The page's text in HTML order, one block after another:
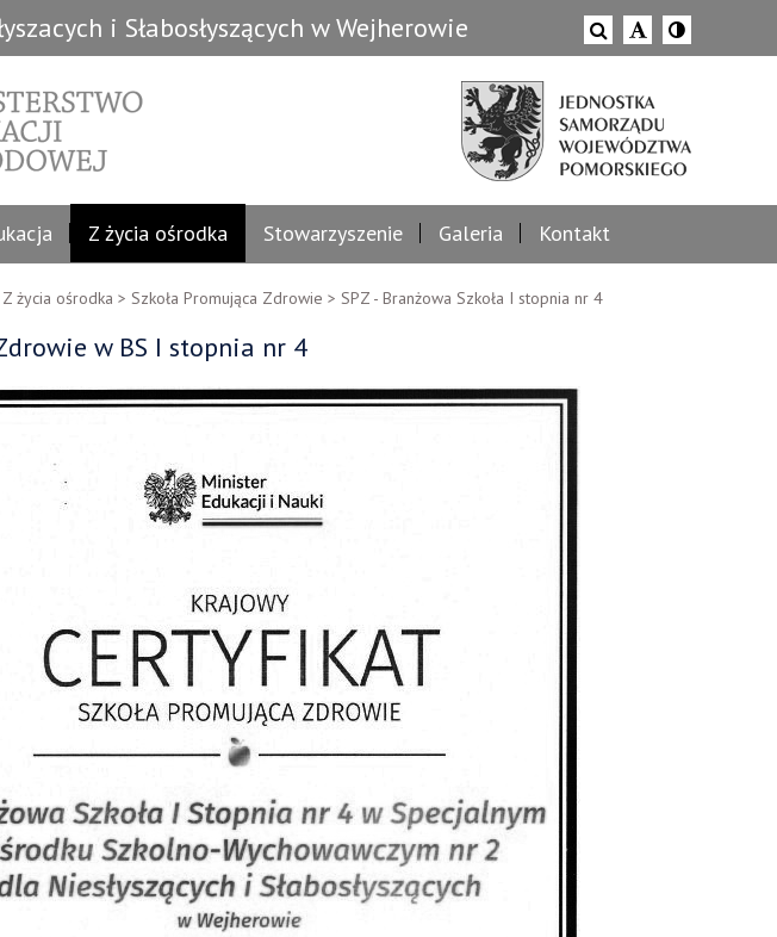
i Słabosłyszących w Wejherowie
Z życia ośrodka Stowarzyszenie Galeria Kontakt
Z życia ośrodka > Szkoła Promująca Zdrowie > SPZ - Branżowa Szkoła I stopnia nr 4
w BS I stopnia nr 4